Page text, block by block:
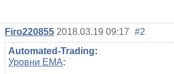
Firo220855 2018.03.19 09:17 #2
Automated-Trading:
Уровни EMA: